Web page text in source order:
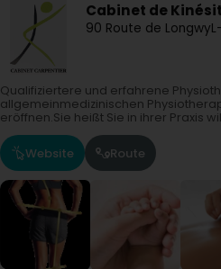
Cabinet de
90 Route de Longwy
Qualifiziertere und erfahrene
allgemeinmedizinischen
eröffnen.Sie heißt Sie in ihrer Praxis
Website Route